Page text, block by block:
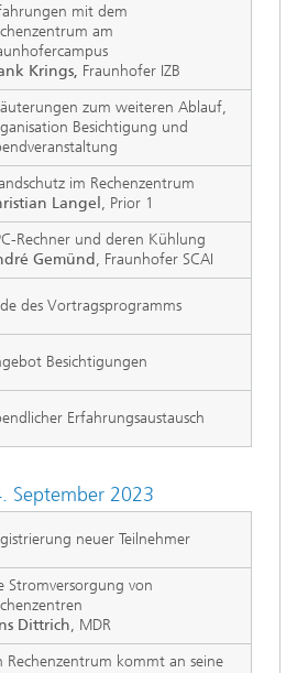
mit dem
am
Krings, Fraunhofer IZB
zum weiteren Ablauf,
Besichtigung und
im Rechenzentrum
Langel , Prior 1
Rechner und deren Kühlung
Gemünd, Fraunhofer SCAI
des Vortragsprogramms
Besichtigungen
Erfahrungsaustausch
September 2023
neuer Teilnehmer
Stromversorgung von
Dittrich, MDR
Rechenzentrum kommt an seine